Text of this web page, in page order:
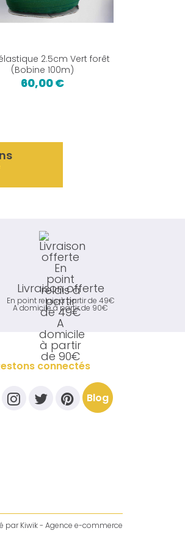
2.5cm Vert forêt
(Bobine 100m)
60,00 €
Livraison offerte
En point relais à partir de 49€
A domicile à partir de 90€
connectés
Blog
parKiwik - Agence e-commerce